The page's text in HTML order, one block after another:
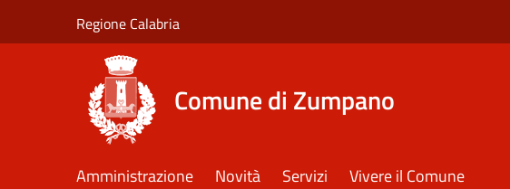
Regione Calabria
Comune di Zumpano
Amministrazione Novità Servizi Vivere il Comune